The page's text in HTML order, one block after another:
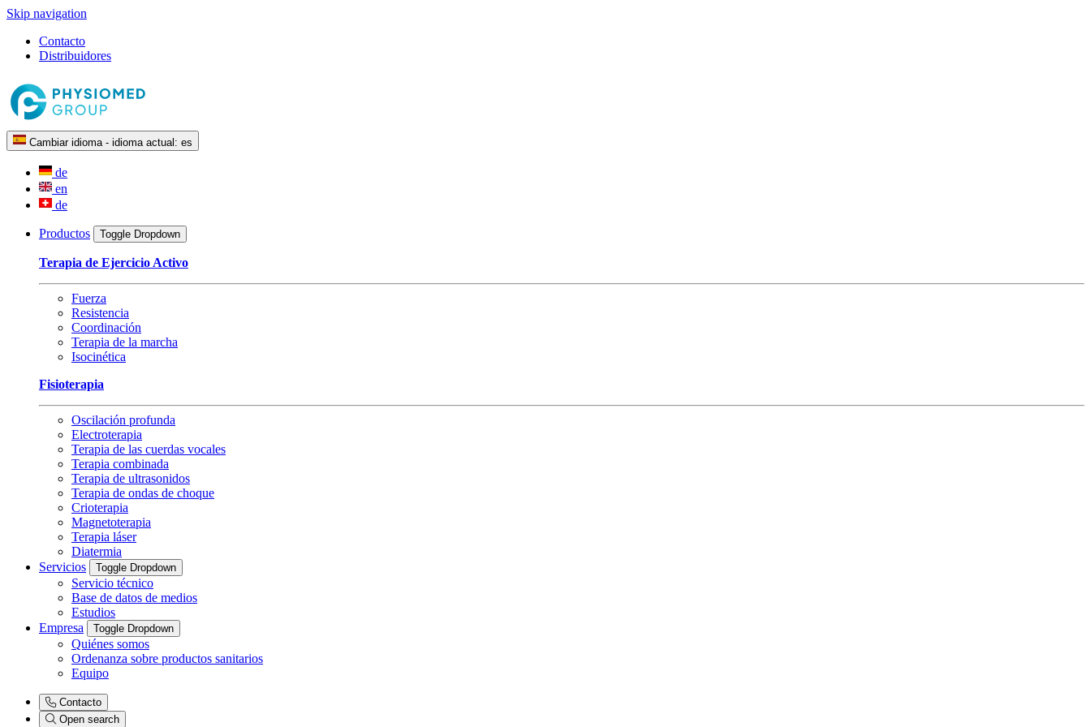
Skip navigation
Contacto
Distribuidores
Cambiar idioma - idioma actual: es
de
en
de
Productos Toggle Dropdown
Terapia de Ejercicio Activo
Fuerza
Resistencia
Coordinación
Terapia de la marcha
Isocinética
Fisioterapia
Oscilación profunda
Electroterapia
Terapia de las cuerdas vocales
Terapia combinada
Terapia de ultrasonidos
Terapia de ondas de choque
Crioterapia
Magnetoterapia
Terapia láser
Diatermia
Servicios
Toggle Dropdown
Servicio técnico
Base de datos de medios
Estudios
Empresa
Toggle Dropdown
Quiénes somos
Ordenanza sobre productos sanitarios
Equipo
Contacto
Open search